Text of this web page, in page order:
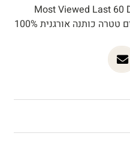
Most Viewed Last 60
כותנה אורגנית 100%